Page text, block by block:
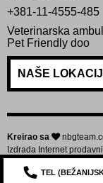
+381-11-4555-485
Veterinarska
Pet Friendly doo
NAŠE
Kreirao sa
Izdrada Internet
TEL (